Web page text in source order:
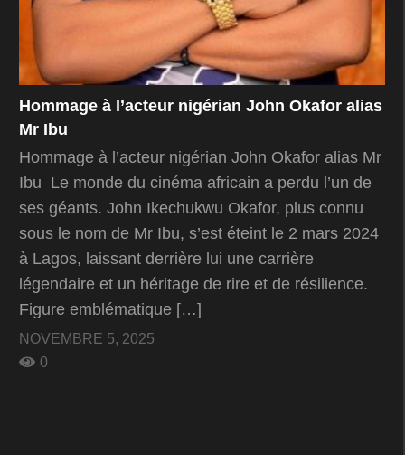
Hommage à l’acteur nigérian John Okafor alias
Mr Ibu
Hommage à l’acteur nigérian John Okafor alias Mr
Ibu Le monde du cinéma africain a perdu l’un de
ses géants. John Ikechukwu Okafor, plus connu
sous le nom de Mr Ibu, s’est éteint le 2 mars 2024
à Lagos, laissant derrière lui une carrière
légendaire et un héritage de rire et de résilience.
Figure emblématique […]
NOVEMBRE 5, 2025
0